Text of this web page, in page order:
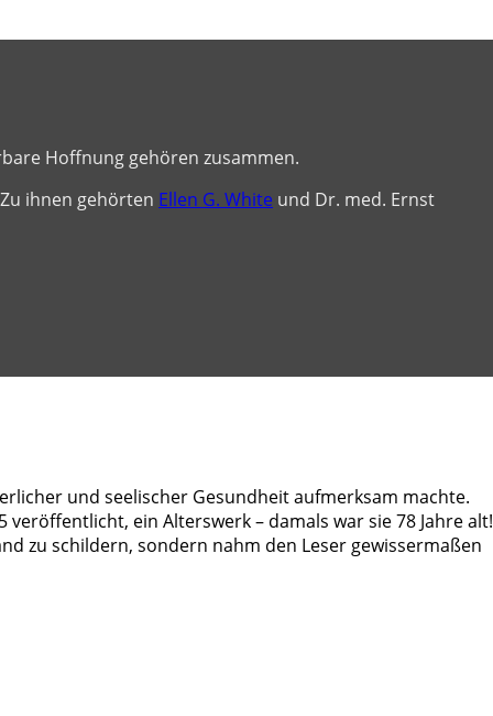
Hoffnung gehören zusammen.
ihnen gehörten Ellen G. White und Dr. med. Ernst
und seelischer Gesundheit aufmerksam machte.
veröffentlicht, ein Alterswerk – damals war sie 78 Jahre alt!
zu schildern, sondern nahm den Leser gewissermaßen